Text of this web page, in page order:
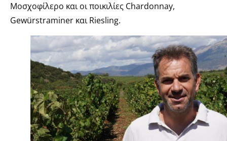
Μοσχοφίλερο και οι ποικιλίες Chardonnay,
Gewürstraminer και Riesling.